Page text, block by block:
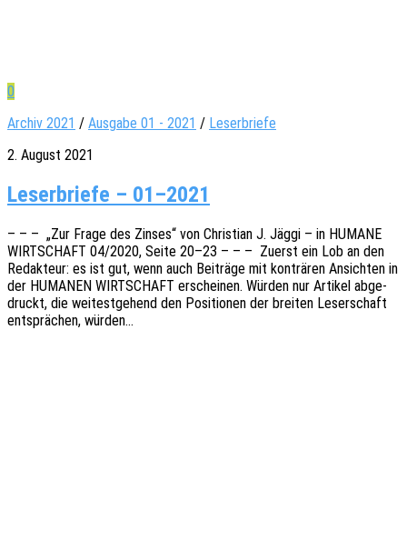
0
Archiv 2021 / Ausgabe 01 - 2021 / Leserbriefe
2. August 2021
Leserbriefe – 01–2021
– – – „Zur Frage des Zinses“ von Chris­ti­an J. Jäggi – in HUMANE
WIRTSCHAFT 04/2020, Seite 20–23 – – – Zuerst ein Lob an den
Redak­teur: es ist gut, wenn auch Beiträ­ge mit konträ­ren Ansich­ten in
der HUMANEN WIRTSCHAFT erschei­nen. Würden nur Arti­kel abge­
druckt, die weitest­ge­hend den Posi­tio­nen der brei­ten Leser­schaft
entsprä­chen, würden…